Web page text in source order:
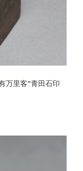
万里客”青田石印